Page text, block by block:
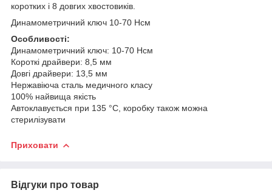
коротких і 8 довгих хвостовиків.
Динамометричний ключ 10-70 Нсм
Особливості:
Динамометричний ключ: 10-70 Нсм
Короткі драйвери: 8,5 мм
Довгі драйвери: 13,5 мм
Нержавіюча сталь медичного класу
100% найвища якість
Автоклавується при 135 °C, коробку також можна
стерилізувати
Приховати
Відгуки про товар